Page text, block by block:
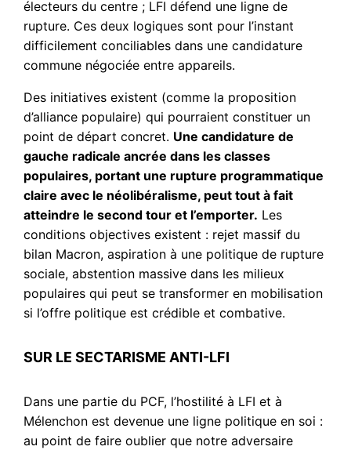
électeurs du centre ; LFI défend une ligne de
rupture. Ces deux logiques sont pour l’instant
difficilement conciliables dans une candidature
commune négociée entre appareils.
Des initiatives existent (comme la proposition
d’alliance populaire) qui pourraient constituer un
point de départ concret. Une candidature de
gauche radicale ancrée dans les classes
populaires, portant une rupture programmatique
claire avec le néolibéralisme, peut tout à fait
atteindre le second tour et l’emporter. Les
conditions objectives existent : rejet massif du
bilan Macron, aspiration à une politique de rupture
sociale, abstention massive dans les milieux
populaires qui peut se transformer en mobilisation
si l’offre politique est crédible et combative.
SUR LE SECTARISME ANTI-LFI
Dans une partie du PCF, l’hostilité à LFI et à
Mélenchon est devenue une ligne politique en soi :
au point de faire oublier que notre adversaire